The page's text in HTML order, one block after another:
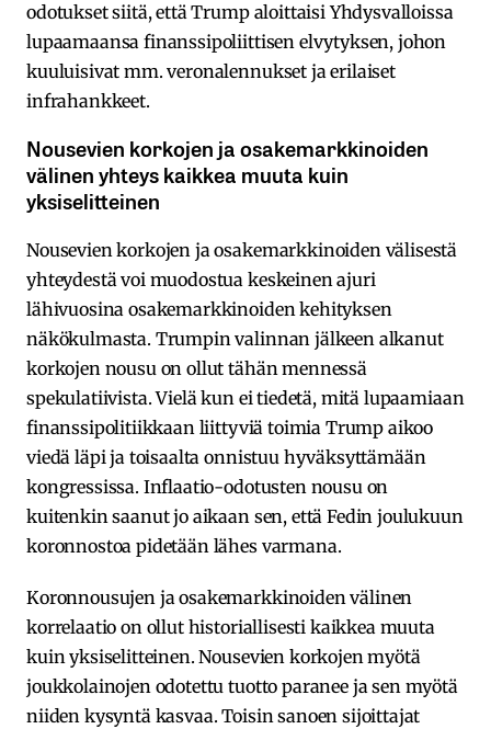
odotukset siitä, että Trump aloittaisi Yhdysvalloissa
lupaamaansa finanssipoliittisen elvytyksen, johon
kuuluisivat mm. veronalennukset ja erilaiset
infrahankkeet.
Nousevien korkojen ja osakemarkkinoiden
välinen yhteys kaikkea muuta kuin
yksiselitteinen
Nousevien korkojen ja osakemarkkinoiden välisestä
yhteydestä voi muodostua keskeinen ajuri
lähivuosina osakemarkkinoiden kehityksen
näkökulmasta. Trumpin valinnan jälkeen alkanut
korkojen nousu on ollut tähän mennessä
spekulatiivista. Vielä kun ei tiedetä, mitä lupaamiaan
finanssipolitiikkaan liittyviä toimia Trump aikoo
viedä läpi ja toisaalta onnistuu hyväksyttämään
kongressissa. Inflaatio-odotusten nousu on
kuitenkin saanut jo aikaan sen, että Fedin joulukuun
koronnostoa pidetään lähes varmana.
Koronnousujen ja osakemarkkinoiden välinen
korrelaatio on ollut historiallisesti kaikkea muuta
kuin yksiselitteinen. Nousevien korkojen myötä
joukkolainojen odotettu tuotto paranee ja sen myötä
niiden kysyntä kasvaa. Toisin sanoen sijoittajat